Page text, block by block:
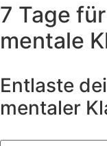
7 Tage
mentale
Entlaste
mentaler